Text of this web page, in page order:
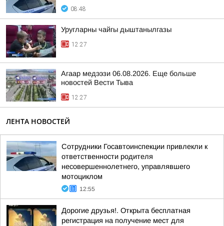
08:48
Уругларны чайгы дыштанылгазы
12:27
Агаар медээзи 06.08.2026. Еще больше
новостей Вести Тыва
12:27
ЛЕНТА НОВОСТЕЙ
Сотрудники Госавтоинспекции привлекли к
ответственности родителя
несовершеннолетнего, управлявшего
мотоциклом
12:55
Дорогие друзья!. Открыта бесплатная
регистрация на получение мест для